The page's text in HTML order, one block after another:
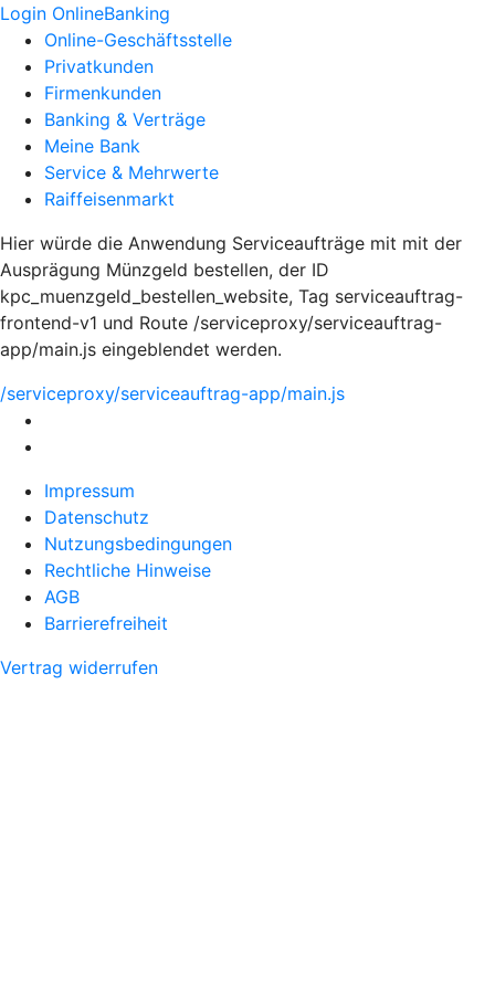
Login OnlineBanking
Online-Geschäftsstelle
Privatkunden
Firmenkunden
Banking & Verträge
Meine Bank
Service & Mehrwerte
Raiffeisenmarkt
Hier würde die Anwendung Serviceaufträge mit mit der
Ausprägung Münzgeld bestellen, der ID
kpc_muenzgeld_bestellen_website, Tag serviceauftrag-
frontend-v1 und Route /serviceproxy/serviceauftrag-
app/main.js eingeblendet werden.
/serviceproxy/serviceauftrag-app/main.js
Impressum
Datenschutz
Nutzungsbedingungen
Rechtliche Hinweise
AGB
Barrierefreiheit
Vertrag widerrufen